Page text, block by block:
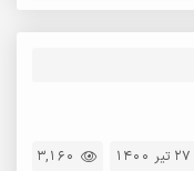
3,160 27 تیر 1400